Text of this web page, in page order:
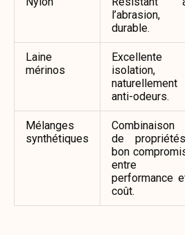
l’abrasion,
durable.
Laine
mérinos
Excellente
isolation,
naturellement
anti-odeurs.
Mélanges
synthétiques
Combinaison
de
bon
entre
performance
coût.